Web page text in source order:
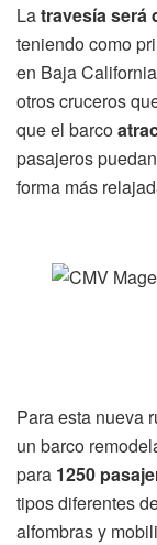
Latravesía será
teniendo como
en Baja
otros cruceros
que el barco
pasajeros
forma más
Para esta nueva
un barco
para 1250
tipos diferentes
alfombras y